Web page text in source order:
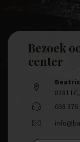
Bezoek
center
8181
038 376